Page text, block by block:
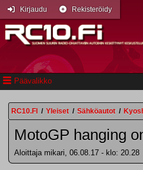
Päävalikko
Kirjaudu Rekisteröidy
RC10.FI / Yleiset / Sähköautot /
MotoGP hanging
Aloittaja mikari, 06.08.17 - klo: 20.28